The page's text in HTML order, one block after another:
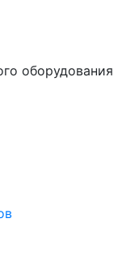
оборудования